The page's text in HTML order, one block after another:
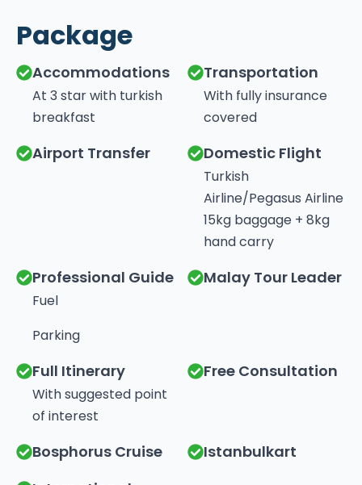
Package
Accommodations
At 3 star with turkish
breakfast
Transportation
With fully insurance
covered
Airport Transfer Domestic Flight
Turkish
Airline/Pegasus Airline
15kg baggage + 8kg
hand carry
Professional Guide
Fuel
Parking
Malay Tour Leader
Full Itinerary
With suggested point
of interest
Free Consultation
Bosphorus Cruise
Istanbulkart